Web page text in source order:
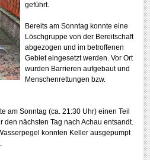
geführt.
Bereits am Sonntag konnte eine
Löschgruppe von der Bereitschaft
abgezogen und im betroffenen
Gebiet eingesetzt werden. Vor Ort
wurden Barrieren aufgebaut und
Menschenrettungen bzw.
am Sonntag (ca. 21:30 Uhr) einen Teil
den nächsten Tag nach Achau entsandt.
konnten Keller ausgepumpt